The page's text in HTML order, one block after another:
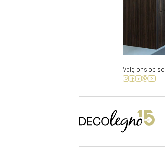
Volg ons op